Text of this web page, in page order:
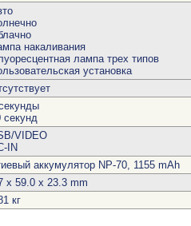
накаливания
лампа трех типов
установка
секунд
VIDEO
IN
аккумулятор NP-70, 1155 mAh
х 59.0 х 23.3 mm
кг